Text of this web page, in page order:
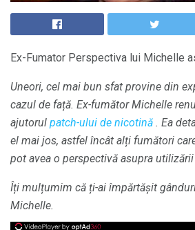
Ex-Fumator Perspectiva lui Michelle
Uneori, cel mai bun sfat provine din
cazul de față. Ex-fumător Michelle
ajutorul patch-ului de nicotină . Ea
el mai jos, astfel încât alți fumători
pot avea o perspectivă asupra utilizării
Îți mulțumim că ți-ai împărtășit
Michelle.